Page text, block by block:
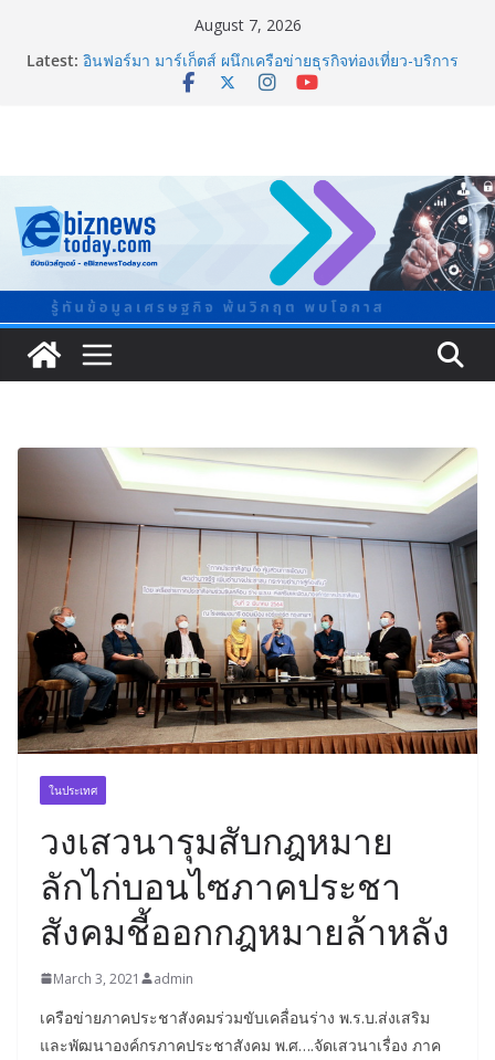
August 7, 2026
Latest: อินฟอร์มา มาร์เก็ตส์ ผนึกเครือข่ายธุรกิจท่องเที่ยว-บริการ
จัด Food & Hospitality Thailand 2026เชื่อม 4 งานใหญ่
8.8 “ซูเลียน” รวมพลังนักธุรกิจทั่วประเทศ จัดประชุมใหญ่
แห่งปี พบ CEO “ดร.ปิยะวัฒน์” ถ่ายทอดวิสัยทัศน์ธุรกิจ
พร้อมฟรีคอนเสิร์ต “โชค รถแห่” ยกวง
สตาร์ทวันนี้ Franchise Expo Thailand & TESE 2026 พบ
ทัพธุรกิจ&แฟรนไชส์ ซัพพลายเออร์สินค้า ลดใหญ่กว่า
250 บูธ คาดเงินสะพัด 220 ลบ.
Thailand LAB INTERNATIONAL 2026 ผนึก
Bio+HealthTech INTERNATIONAL และ FutureCHEM
INTERNATIONAL เปิดเวที AI ขับเคลื่อนนวัตกรรม
วิทยาศาสตร์และสุขภาพ
ในประเทศ
วงเสวนารุมสับกฎหมาย
ลักไก่บอนไซภาคประชา
สังคมชี้ออกกฎหมายล้าหลัง
March 3, 2021 admin
เครือข่ายภาคประชาสังคมร่วมขับเคลื่อนร่าง พ.ร.บ.ส่งเสริม
และพัฒนาองค์กรภาคประชาสังคม พ.ศ….จัดเสวนาเรื่อง ภาค